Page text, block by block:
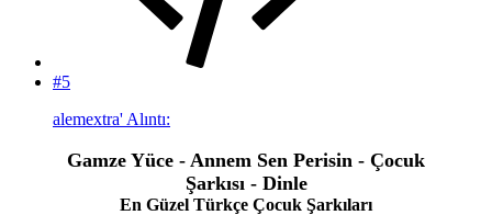
#5
alemextra' Alıntı:
Gamze Yüce - Annem Sen Perisin - Çocuk
Şarkısı - Dinle
En Güzel Türkçe Çocuk Şarkıları